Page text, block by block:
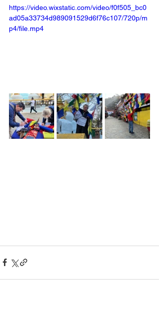
https://video.wixstatic.com/video/f0f505_bc0
ad05a33734d989091529d6f76c107/720p/m
p4/file.mp4